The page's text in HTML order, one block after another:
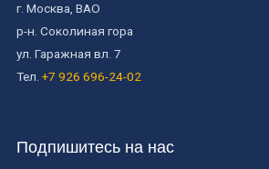
г. Москва, ВАО
р-н. Соколиная гора
ул. Гаражная вл. 7
Тел. +7 926 696-24-02
Подпишитесь на нас